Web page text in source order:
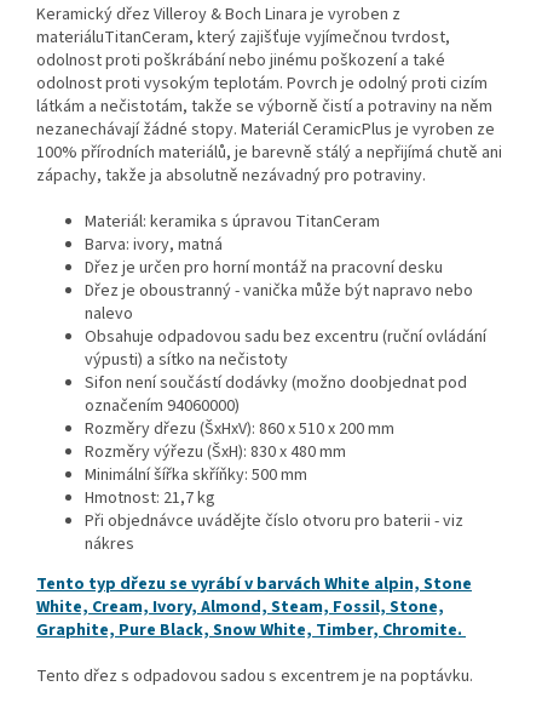
Keramický dřez Villeroy & Boch Linara je vyroben z
materiáluTitanCeram, který zajišťuje vyjímečnou tvrdost,
odolnost proti poškrábání nebo jinému poškození a také
odolnost proti vysokým teplotám. Povrch je odolný proti cizím
látkám a nečistotám, takže se výborně čistí a potraviny na něm
nezanechávají žádné stopy. Materiál CeramicPlus je vyroben ze
100% přírodních materiálů, je barevně stálý a nepřijímá chutě ani
zápachy, takže ja absolutně nezávadný pro potraviny.
Materiál: keramika s úpravou TitanCeram
Barva: ivory, matná
Dřez je určen pro horní montáž na pracovní desku
Dřez je oboustranný - vanička může být napravo nebo
nalevo
Obsahuje odpadovou sadu bez excentru (ruční ovládání
výpusti) a sítko na nečistoty
Sifon není součástí dodávky (možno doobjednat pod
označením 94060000)
Rozměry dřezu (ŠxHxV): 860 x 510 x 200 mm
Rozměry výřezu (ŠxH): 830 x 480 mm
Minimální šířka skříňky: 500 mm
Hmotnost: 21,7 kg
Při objednávce uvádějte číslo otvoru pro baterii - viz
nákres
Tento typ dřezu se vyrábí v barvách White alpin, Stone
White, Cream, Ivory, Almond, Steam, Fossil, Stone,
Graphite, Pure Black, Snow White, Timber, Chromite.
Tento dřez s odpadovou sadou s excentrem je na poptávku.